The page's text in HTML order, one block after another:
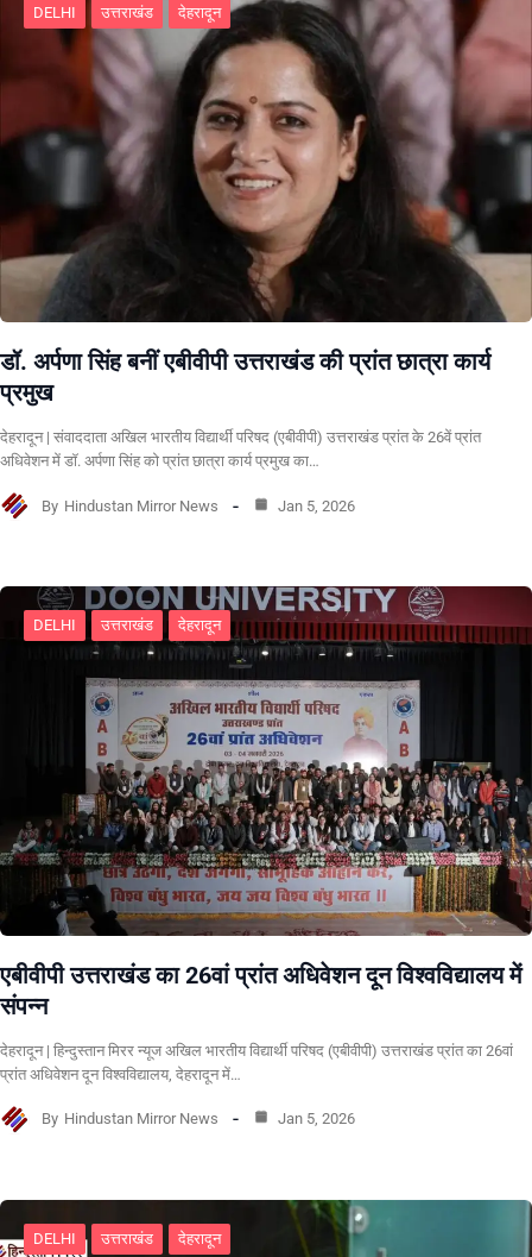
DELHI उत्तराखंड देहरादून
डॉ. अर्पणा सिंह बनीं एबीवीपी उत्तराखंड की प्रांत छात्रा कार्य
प्रमुख
देहरादून | संवाददाता अखिल भारतीय विद्यार्थी परिषद (एबीवीपी) उत्तराखंड प्रांत के 26वें प्रांत
अधिवेशन में डॉ. अर्पणा सिंह को प्रांत छात्रा कार्य प्रमुख का…
By Hindustan Mirror News Jan 5, 2026
DELHI उत्तराखंड देहरादून
एबीवीपी उत्तराखंड का 26वां प्रांत अधिवेशन दून विश्वविद्यालय में
संपन्न
देहरादून | हिन्दुस्तान मिरर न्यूज अखिल भारतीय विद्यार्थी परिषद (एबीवीपी) उत्तराखंड प्रांत का 26वां
प्रांत अधिवेशन दून विश्वविद्यालय, देहरादून में…
By Hindustan Mirror News Jan 5, 2026
DELHI उत्तराखंड देहरादून